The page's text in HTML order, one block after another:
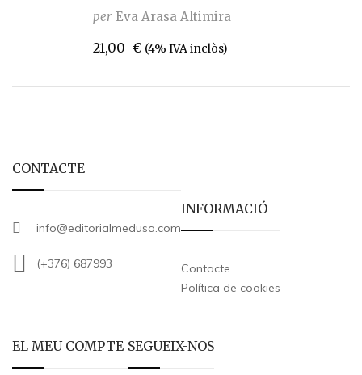
per Eva Arasa Altimira
21,00 € (4% IVA inclòs)
CONTACTE
info@editorialmedusa.com
(+376) 687993
INFORMACIÓ
Contacte
Política de cookies
EL MEU COMPTE SEGUEIX-NOS